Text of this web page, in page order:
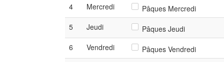
4
Mercredi
Pâques Mercredi
5
Jeudi
Pâques Jeudi
6
Vendredi
Pâques Vendredi